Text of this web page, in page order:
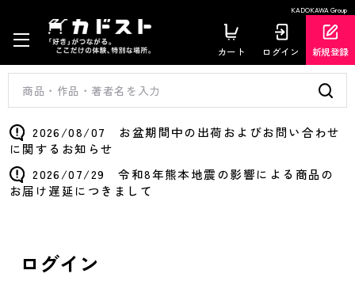
KADOKAWA Group
カート ログイン 新規登録
2026/08/07 お盆期間中の出荷およびお問い合わせ
に関するお知らせ
2026/07/29 令和8年熊本地震の影響による商品の
お届け遅延につきまして
ログイン